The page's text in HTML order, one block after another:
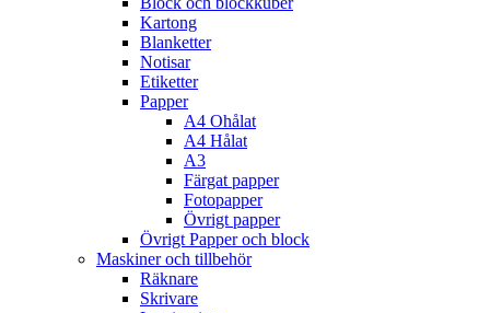
Kartong
Blanketter
Notisar
Etiketter
Papper
A4 Ohålat
A4 Hålat
A3
Färgat papper
Fotopapper
Övrigt papper
Övrigt Papper och block
Maskiner och tillbehör
Räknare
Skrivare